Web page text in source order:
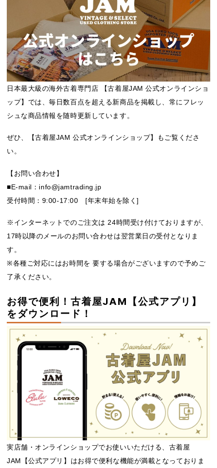
日本最大級の海外古着専門店 【古着屋JAM 公式オンラインショ
ップ】では、毎日数百点を超える新商品を掲載し、常にフレッ
シュな商品情報を随時更新しています。
ぜひ、【古着屋JAM 公式オンラインショップ】もご覧くださ
い。
【お問い合わせ】
■E-mail：info@jamtrading.jp
受付時間：9:00-17:00 [年末年始を除く]
※インターネットでのご注文は 24時間受け付けておりますが、
17時以降のメールのお問い合わせは翌営業日の受付となりま
す。
※各種ご対応にはお時間を 要する場合がございますので予めご
了承ください。
お得で便利！古着屋JAM【公式アプリ】
をダウンロード！
実店舗・オンラインショップでお使いいただける、古着屋
JAM【公式アプリ】はお得で便利な機能が満載となっておりま